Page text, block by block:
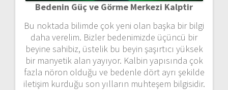
Bedenin Güç ve Görme Merkezi Kalptir
Bu noktada bilimde çok yeni olan başka bir bilgi
daha verelim. Bizler bedenimizde üçüncü bir
beyine sahibiz, üstelik bu beyin şaşırtıcı yüksek
bir manyetik alan yayıyor. Kalbin yapısında çok
fazla nöron olduğu ve bedenle dört ayrı şekilde
iletişim kurduğu son yılların muhteşem bilgisidir.